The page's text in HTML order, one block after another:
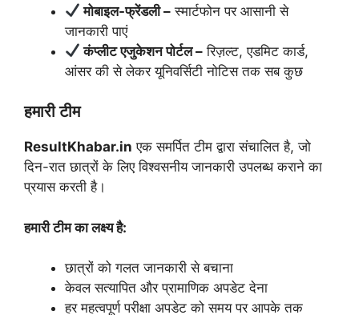
मोबाइल-फ्रेंडली – स्मार्टफोन पर आसानी से
जानकारी पाएं
कंप्लीट एजुकेशन पोर्टल – रिज़ल्ट, एडमिट कार्ड,
आंसर की से लेकर यूनिवर्सिटी नोटिस तक सब कुछ
हमारी टीम
ResultKhabar.in एक समर्पित टीम द्वारा संचालित है, जो
दिन-रात छात्रों के लिए विश्वसनीय जानकारी उपलब्ध कराने का
प्रयास करती है।
हमारी टीम का लक्ष्य है:
छात्रों को गलत जानकारी से बचाना
केवल सत्यापित और प्रामाणिक अपडेट देना
हर महत्वपूर्ण परीक्षा अपडेट को समय पर आपके तक